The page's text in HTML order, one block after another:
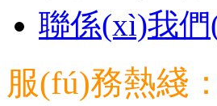
聯係(xì)我們
服(fú)務熱綫：